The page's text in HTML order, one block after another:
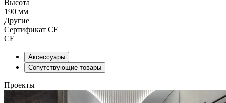
Высота
190 мм
Другие
Сертификат CE
СЕ
Аксессуары
Сопутствующие товары
Проекты